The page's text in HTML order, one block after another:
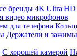
бренды 4K Ultra HD
видео микрофонов
для телефона
Держатели и зажимы
С хорошей камерой